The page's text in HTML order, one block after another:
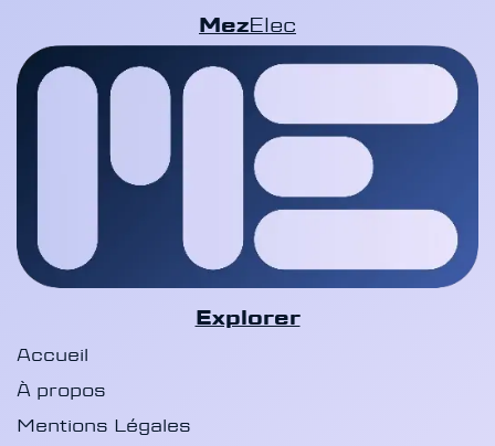
MezElec
Explorer
Accueil
À propos
Mentions Légales